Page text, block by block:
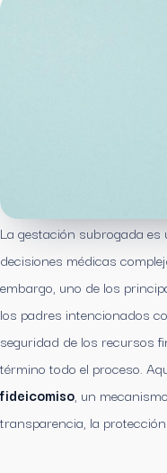
La gestación subrogada es
decisiones médicas
embargo, uno de los
los padres intencionados
seguridad de los recursos
término todo el proceso.
fideicomiso, un
transparencia, la